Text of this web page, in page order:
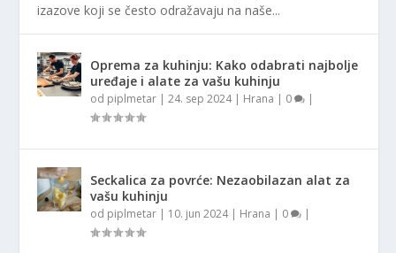
izazove koji se često odražavaju na naše...
Oprema za kuhinju: Kako odabrati najbolje
uređaje i alate za vašu kuhinju
od piplmetar |24. sep 2024| Hrana | 0 |
Seckalica za povrće: Nezaobilazan alat za
vašu kuhinju
od piplmetar | 10. jun 2024| Hrana | 0 |